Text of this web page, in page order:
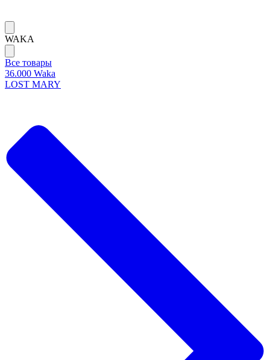
WAKA
Все товары
36.000 Waka
LOST MARY